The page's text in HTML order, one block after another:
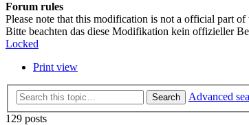
Forum rules
Please note that this modification is not a official part
Bitte beachten das diese Modifikation kein offizieller
Locked
Print view
Search
Advanced
129 posts